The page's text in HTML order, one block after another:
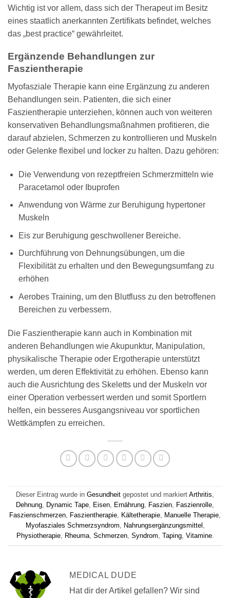
Wichtig ist vor allem, dass sich der Therapeut im Besitz
eines staatlich anerkannten Zertifikats befindet, welches
das „best practice“ gewährleitet.
Ergänzende Behandlungen zur
Faszientherapie
Myofasziale Therapie kann eine Ergänzung zu anderen
Behandlungen sein. Patienten, die sich einer
Faszientherapie unterziehen, können auch von weiteren
konservativen Behandlungsmaßnahmen profitieren, die
darauf abzielen, Schmerzen zu kontrollieren und Muskeln
oder Gelenke flexibel und locker zu halten. Dazu gehören:
Die Verwendung von rezeptfreien Schmerzmitteln wie
Paracetamol oder Ibuprofen
Anwendung von Wärme zur Beruhigung hypertoner
Muskeln
Eis zur Beruhigung geschwollener Bereiche.
Durchführung von Dehnungsübungen, um die
Flexibilität zu erhalten und den Bewegungsumfang zu
erhöhen
Aerobes Training, um den Blutfluss zu den betroffenen
Bereichen zu verbessern.
Die Faszientherapie kann auch in Kombination mit
anderen Behandlungen wie Akupunktur, Manipulation,
physikalische Therapie oder Ergotherapie unterstützt
werden, um deren Effektivität zu erhöhen. Ebenso kann
auch die Ausrichtung des Skeletts und der Muskeln vor
einer Operation verbessert werden und somit Sportlern
helfen, ein besseres Ausgangsniveau vor sportlichen
Wettkämpfen zu erreichen.
Dieser Eintrag wurde in Gesundheit gepostet und markiert Arthritis,
Dehnung, Dynamic Tape, Eisen, Ernährung, Faszien, Faszienrolle,
Faszienschmerzen, Faszientherapie, Kältetherapie, Manuelle Therapie,
Myofasziales Schmerzsyndrom, Nahrungsergänzungsmittel ,
Physiotherapie, Rheuma, Schmerzen, Syndrom, Taping, Vitamine.
MEDICAL DUDE
Hat dir der Artikel gefallen? Wir sind